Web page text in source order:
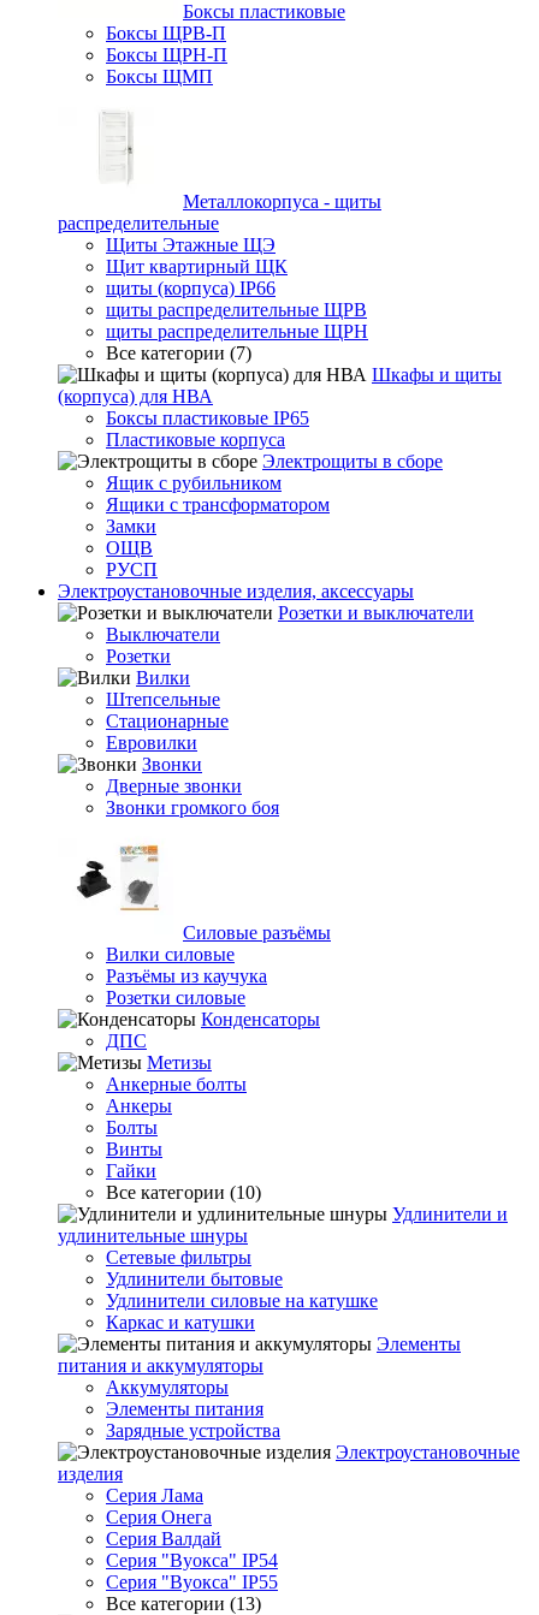
Боксы пластиковые
Боксы ЩРВ-П
Боксы ЩРН-П
Боксы ЩМП
Металлокорпуса - щиты
распределительные
Щиты Этажные ЩЭ
Щит квартирный ЩК
щиты (корпуса) IP66
щиты распределительные ЩРВ
щиты распределительные ЩРН
Все категории (7)
Шкафы и щиты
(корпуса) для НВА
Боксы пластиковые IP65
Пластиковые корпуса
Электрощиты в сборе
Ящик с рубильником
Ящики с трансформатором
Замки
ОЩВ
РУСП
Электроустановочные изделия, аксессуары
Розетки и выключатели
Выключатели
Розетки
Вилки
Штепсельные
Стационарные
Евровилки
Звонки
Дверные звонки
Звонки громкого боя
Силовые разъёмы
Вилки силовые
Разъёмы из каучука
Розетки силовые
Конденсаторы
ДПС
Метизы
Анкерные болты
Анкеры
Болты
Винты
Гайки
Все категории (10)
Удлинители и
удлинительные шнуры
Сетевые фильтры
Удлинители бытовые
Удлинители силовые на катушке
Каркас и катушки
Элементы
питания и аккумуляторы
Аккумуляторы
Элементы питания
Зарядные устройства
Электроустановочные
изделия
Серия Лама
Серия Онега
Серия Валдай
Серия "Вуокса" IP54
Серия "Вуокса" IP55
Все категории (13)